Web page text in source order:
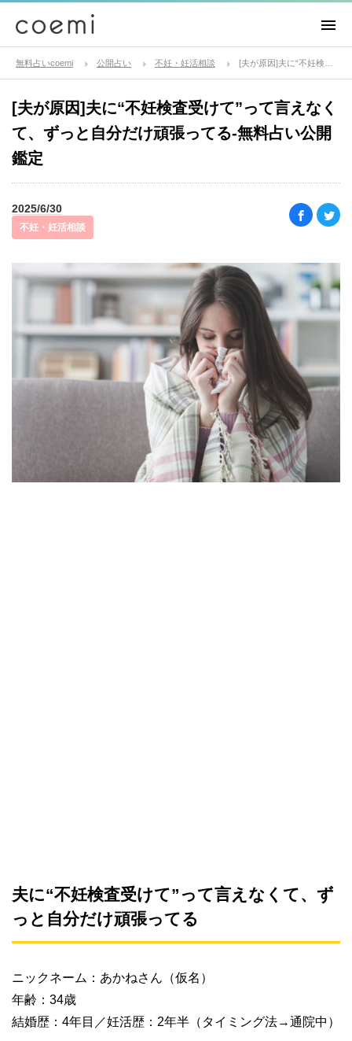
無料占いcoemi 公開占い 不妊・妊活相談
[夫が原因]夫に“不妊検査受けて”って言えなく
て、ずっと自分だけ頑張ってる-無料占い公開
鑑定
2025/6/30
不妊・妊活相談
夫に“不妊検査受けて”って言えなくて、ず
っと自分だけ頑張ってる
ニックネーム：あかねさん（仮名）
年齢：34歳
結婚歴：4年目／妊活歴：2年半（タイミング法→通院中）